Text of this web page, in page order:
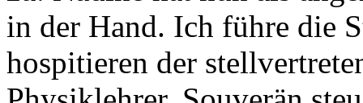
in der Hand. Ich führe die
hospitieren der